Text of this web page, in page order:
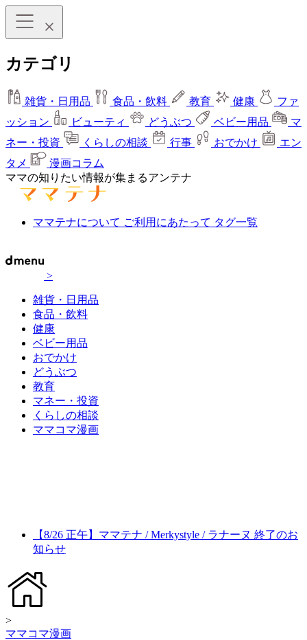
カテゴリ
雑貨・日用品 食品・飲料 教育 健康
ファ
ッション
ビューティ どうぶつ ベビー用品
マ
ネー・投資
くらしの相談 行事 おでかけ
エン
タメ
漫画コラム
ママの知りたい情報が集まるアンテナ
ママテナについて ご利用にあたって タグ一覧
>
雑貨・日用品
食品・飲料
健康
ベビー用品
おでかけ
どうぶつ
教育
マネー・投資
くらしの相談
ママコマ漫画
【8/26 正午】ママテナ / Merkystyle / ラナーヌ 終了のお
知らせ
>
ママコマ漫画